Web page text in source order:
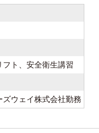
フト、安全衛生講習
ズウェイ株式会社勤務